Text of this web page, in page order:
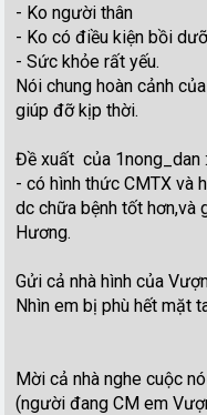
- Ko người thân
- Ko có điều kiện bồi
- Sức khỏe rất yếu.
Nói chung hoàn cảnh
giúp đỡ kịp thời.
Đề xuất của 1nong_dan :
- có hình thức CMTX và
dc chữa bệnh tốt
Hương.
Gửi cả nhà hình của
Nhìn em bị phù hết mặt
Mời cả nhà nghe cuộc
(người đang CM em